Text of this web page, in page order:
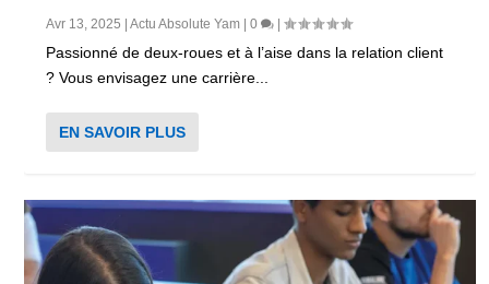
Avr 13, 2025 |Actu Absolute Yam |0 |
Passionné de deux-roues et à l’aise dans la relation client
? Vous envisagez une carrière...
EN SAVOIR PLUS